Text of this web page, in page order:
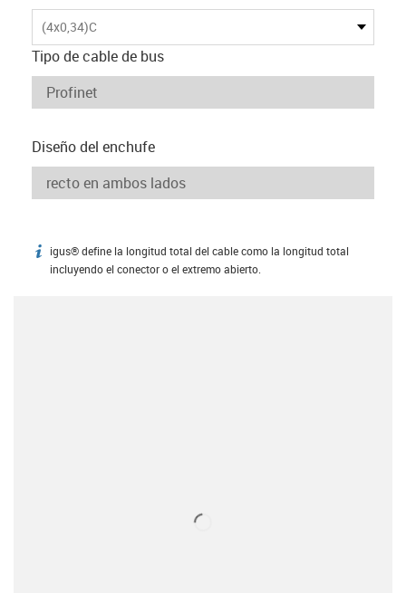
(4x0,34)C
Tipo de cable de bus
Diseño del enchufe
igus-icon-info
igus® define la longitud total del cable como la longitud total
incluyendo el conector o el extremo abierto.